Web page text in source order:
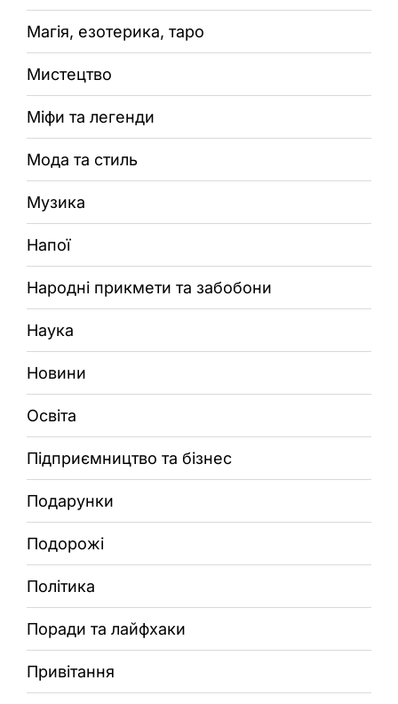
Магія, езотерика, таро
Мистецтво
Міфи та легенди
Мода та стиль
Музика
Напої
Народні прикмети та забобони
Наука
Новини
Освіта
Підприємництво та бізнес
Подарунки
Подорожі
Політика
Поради та лайфхаки
Привітання